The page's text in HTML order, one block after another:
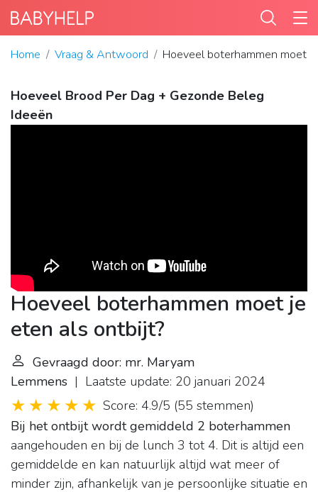
Home Vraag & Antwoord Hoeveel boterhammen moet
Hoeveel Brood Per Dag + Gezonde Beleg
Ideeën
Hoeveel boterhammen moet je
eten als ontbijt?
Gevraagd door: mr. Maryam
Lemmens | Laatste update: 20 januari 2024
Score: 4.9/5 (55 stemmen)
Bij het ontbijt wordt gemiddeld 2 boterhammen
aangehouden en bij de lunch 3 tot 4. Dit is altijd een
gemiddelde en kan natuurlijk altijd wat meer of
minder zijn, afhankelijk van je persoonlijke situatie en